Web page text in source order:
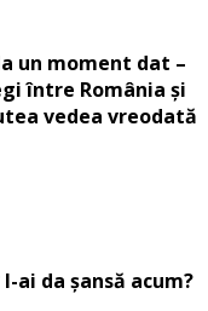
un moment dat –
între România și
vedea vreodată
ai da șansă acum?